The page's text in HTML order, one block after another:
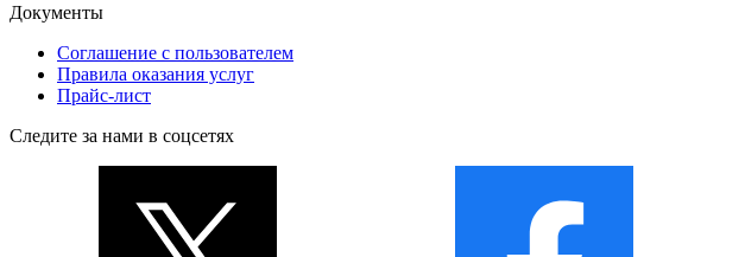
Документы
Соглашение с пользователем
Правила оказания услуг
Прайс-лист
Следите за нами в соцсетях